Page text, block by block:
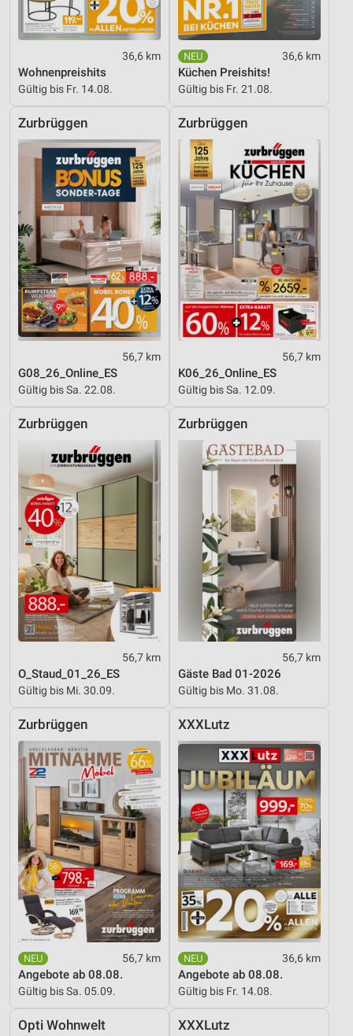
36,6 km
Wohnenpreishits
Gültig bis Fr. 14.08.
36,6 km
Küchen Preishits!
Gültig bis Fr. 21.08.
Zurbrüggen
56,7 km
G08_26_Online_ES
Gültig bis Sa. 22.08.
Zurbrüggen
56,7 km
K06_26_Online_ES
Gültig bis Sa. 12.09.
Zurbrüggen
56,7 km
O_Staud_01_26_ES
Gültig bis Mi. 30.09.
Zurbrüggen
56,7 km
Gäste Bad 01-2026
Gültig bis Mo. 31.08.
Zurbrüggen
56,7 km
Angebote ab 08.08.
Gültig bis Sa. 05.09.
XXXLutz
36,6 km
Angebote ab 08.08.
Gültig bis Fr. 14.08.
Opti Wohnwelt XXXLutz